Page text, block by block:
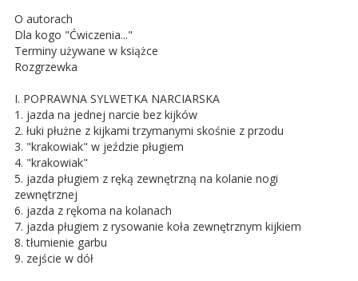
O autorach
Dla kogo "Ćwiczenia..."
Terminy używane w książce
Rozgrzewka
I. POPRAWNA SYLWETKA NARCIARSKA
1. jazda na jednej narcie bez kijków
2. łuki płużne z kijkami trzymanymi skośnie z przodu
3. "krakowiak" w jeździe pługiem
4. "krakowiak"
5. jazda pługiem z ręką zewnętrzną na kolanie nogi
zewnętrznej
6. jazda z rękoma na kolanach
7. jazda pługiem z rysowanie koła zewnętrznym kijkiem
8. tłumienie garbu
9. zejście w dół